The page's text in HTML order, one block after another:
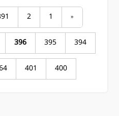
«
1
2
394
395
396
400
401